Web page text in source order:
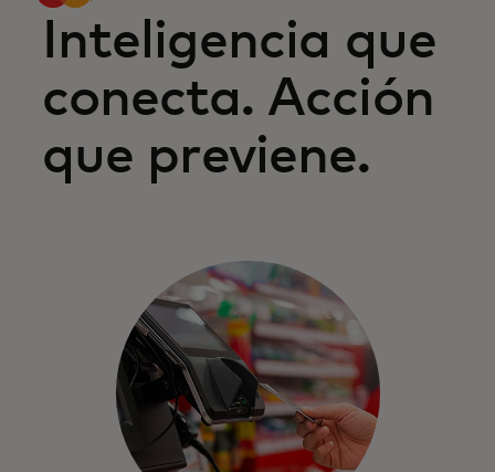
Inteligencia que
conecta. Acción
que previene.